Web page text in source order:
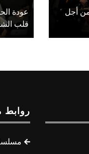
أجل
عودة
قلب
روابط